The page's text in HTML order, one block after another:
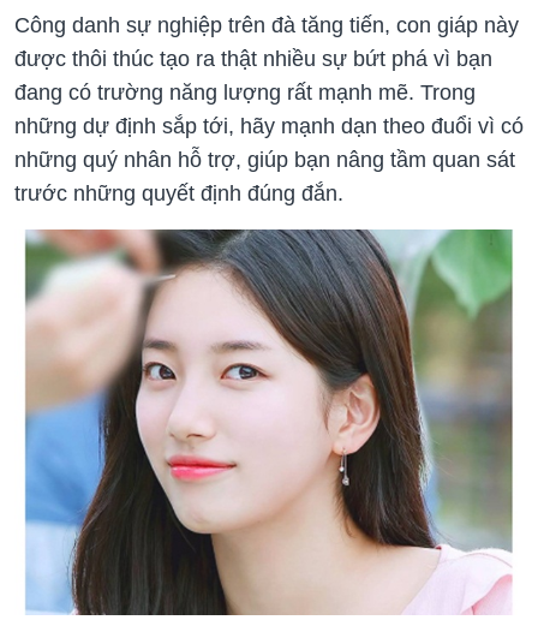
Công danh sự nghiệp trên đà tăng tiến, con giáp này
được thôi thúc tạo ra thật nhiều sự bứt phá vì bạn
đang có trường năng lượng rất mạnh mẽ. Trong
những dự định sắp tới, hãy mạnh dạn theo đuổi vì có
những quý nhân hỗ trợ, giúp bạn nâng tầm quan sát
trước những quyết định đúng đắn.